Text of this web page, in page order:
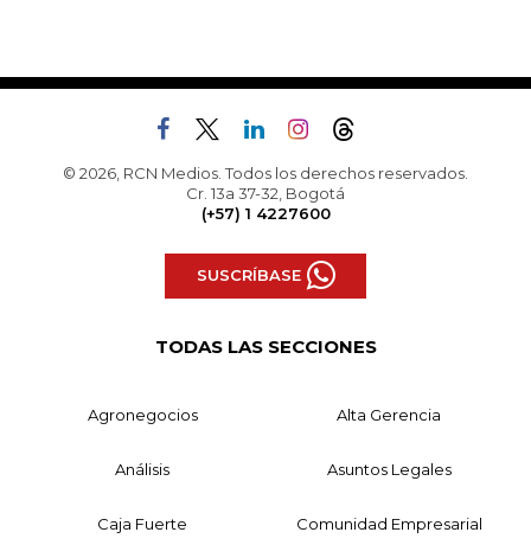
© 2026, RCN Medios. Todos los derechos reservados.
Cr. 13a 37-32, Bogotá
(+57) 1 4227600
SUSCRÍBASE
TODAS LAS SECCIONES
Agronegocios Alta Gerencia
Análisis Asuntos Legales
Caja Fuerte Comunidad Empresarial